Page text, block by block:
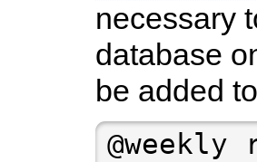
necessary
database
be added to